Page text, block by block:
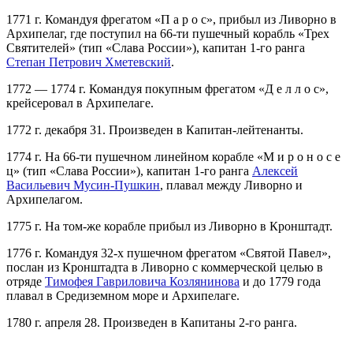
1771 г. Командуя фрегатом «П а р о с», прибыл из Ливорно в
Архипелаг, где поступил на 66-ти пушечный корабль «Трех
Святителей» (тип «Слава России»), капитан 1-го ранга
Степан Петрович Хметевский.
1772 — 1774 г. Командуя покупным фрегатом «Д е л л о с»,
крейсеровал в Архипелаге.
1772 г. декабря 31. Произведен в Капитан-лейтенанты.
1774 г. На 66-ти пушечном линейном корабле «М и р о н о с е
ц» (тип «Слава России»), капитан 1-го ранга Алексей
Васильевич Мусин-Пушкин, плавал между Ливорно и
Архипелагом.
1775 г. На том-же корабле прибыл из Ливорно в Кронштадт.
1776 г. Командуя 32-х пушечном фрегатом «Святой Павел»,
послан из Кронштадта в Ливорно с коммерческой целью в
отряде Тимофея Гавриловича Козлянинова и до 1779 года
плавал в Средиземном море и Архипелаге.
1780 г. апреля 28. Произведен в Капитаны 2-го ранга.